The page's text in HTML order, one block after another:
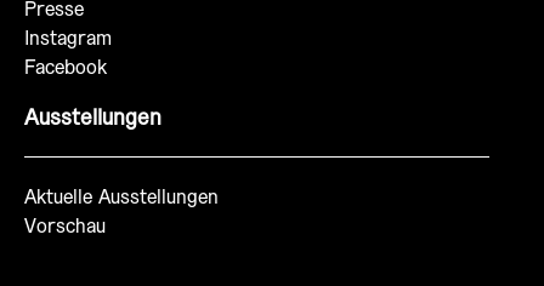
Presse
Instagram
Facebook
Ausstellungen
Aktuelle Ausstellungen
Vorschau